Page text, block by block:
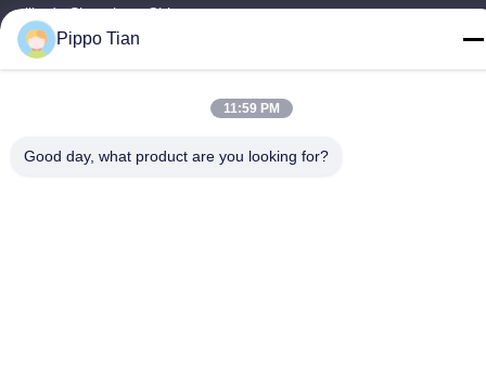
ville de Shenzhen, Chine
Télégramme
Pippo Tian
11:59 PM
Good day, what product are you looking for?